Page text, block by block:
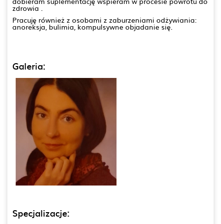
zdrowia .
Pracuję również z osobami z zaburzeniami odżywiania:
anoreksja, bulimia, kompulsywne objadanie się.
Galeria:
Specjalizacje: